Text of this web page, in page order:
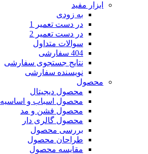
ابزار مفید
به زودی
در دست تعمیر 1
در دست تعمیر 2
سوالات متداول
404 سفارشی
نتایج جستجوی سفارشی
نویسنده سفارشی
محصول
محصول دیجیتال
محصول اسباب و اساسیه
محصول فشن و مد
محصول گالری دار
بررسی محصول
طراحان محصول
مقایسه محصول